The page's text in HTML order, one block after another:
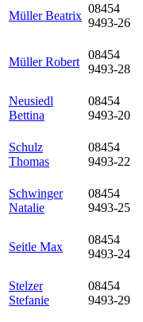
Müller Beatrix
08454
9493-26
Müller Robert
08454
9493-28
Neusiedl
Bettina
08454
9493-20
Schulz
Thomas
08454
9493-22
Schwinger
Natalie
08454
9493-25
Seitle Max
08454
9493-24
Stelzer
Stefanie
08454
9493-29